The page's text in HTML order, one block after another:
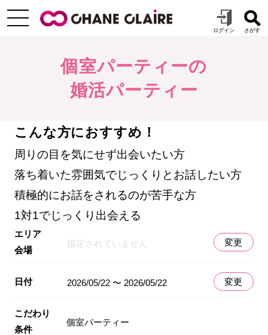
個室パーティーの
婚活パーティー
こんな方におすすめ！
周りの目を気にせず出会いたい方
落ち着いた雰囲気でじっくりとお話したい方
積極的にお話をされるのが苦手な方
1対1でじっくり出会える
エリア
会場
指定されていません 変更
日付 2026/05/22 〜 2026/05/22 変更
こだわり
条件
個室パーティー